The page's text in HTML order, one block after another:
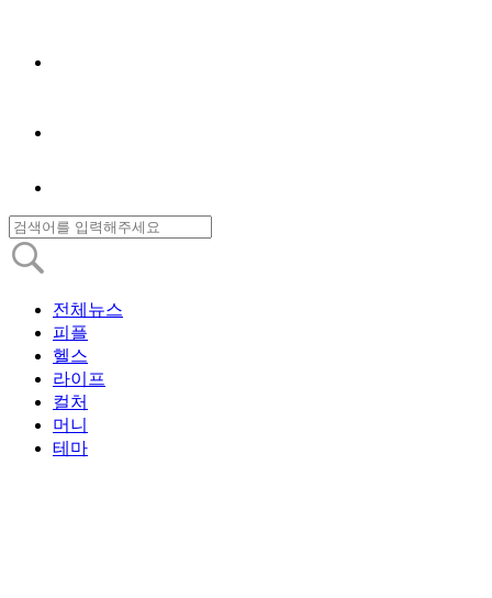
전체뉴스
피플
헬스
라이프
컬처
머니
테마